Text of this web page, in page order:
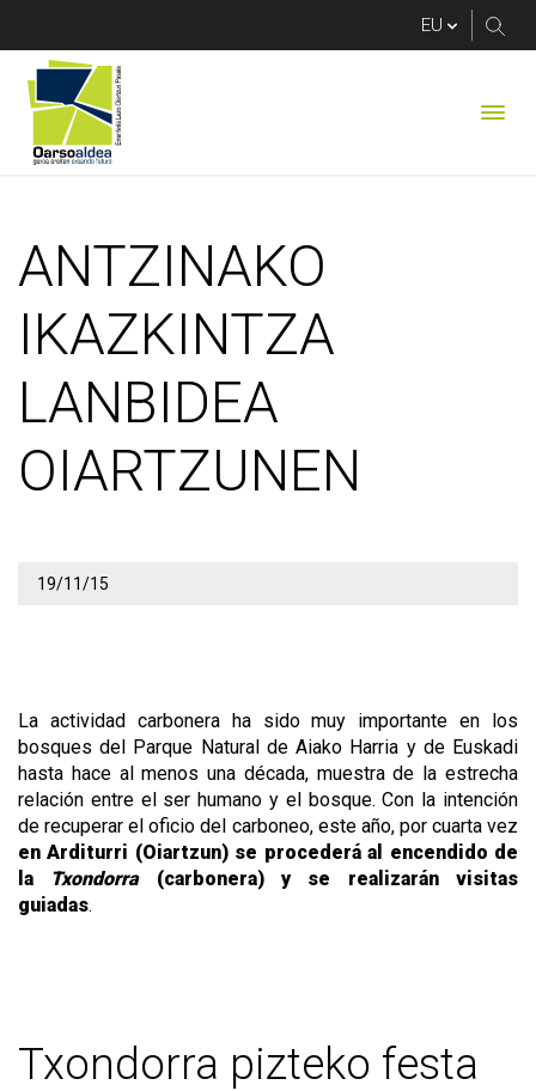
ANTZINAKO
IKAZKINTZA
LANBIDEA
OIARTZUNEN
19/11/15
La actividad carbonera ha sido muy importante en los
bosques del Parque Natural de Aiako Harria y de Euskadi
hasta hace al menos una década, muestra de la estrecha
relación entre el ser humano y el bosque. Con la intención
de recuperar el oficio del carboneo, este año, por cuarta vez
en Arditurri (Oiartzun) se procederá al encendido de
la Txondorra(carbonera) y se realizarán visitas
guiadas.
Txondorra pizteko festa